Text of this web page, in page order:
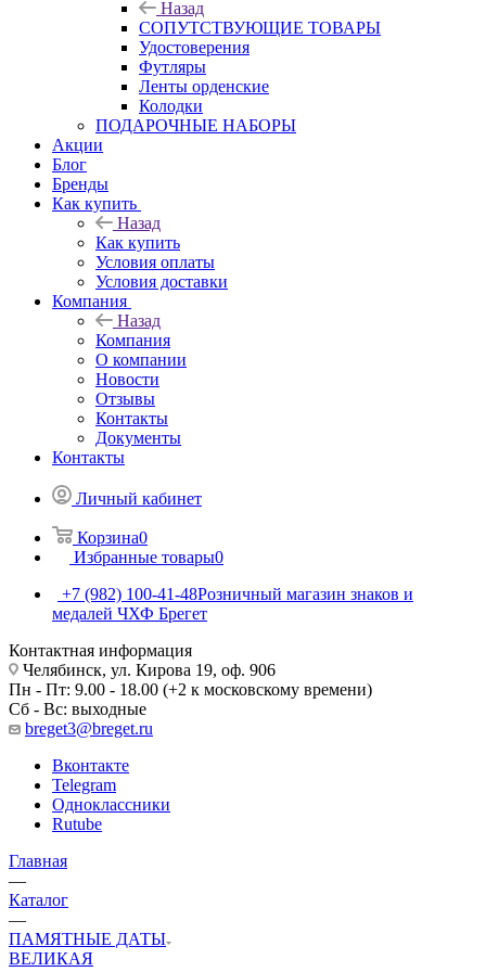
Назад
СОПУТСТВУЮЩИЕ ТОВАРЫ
Удостоверения
Футляры
Ленты орденские
Колодки
ПОДАРОЧНЫЕ НАБОРЫ
Акции
Блог
Бренды
Как купить
Назад
Как купить
Условия оплаты
Условия доставки
Компания
Назад
Компания
О компании
Новости
Отзывы
Контакты
Документы
Контакты
Личный кабинет
Корзина0
Избранные товары0
+7 (982) 100-41-48Розничный магазин знаков и
медалей ЧХФ Брегет
Контактная информация
Челябинск, ул. Кирова 19, оф. 906
Пн - Пт: 9.00 - 18.00 (+2 к московскому времени)
Сб - Вс: выходные
breget3@breget.ru
Вконтакте
Telegram
Одноклассники
Rutube
Главная
—
Каталог
—
ПАМЯТНЫЕ ДАТЫ
ВЕЛИКАЯ